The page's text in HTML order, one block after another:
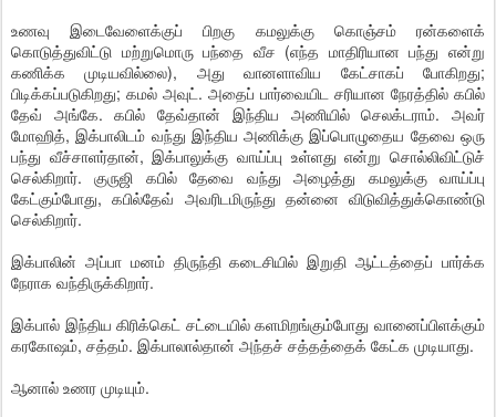
உணவு இடைவேளைக்குப் பிறகு கமலுக்கு கொஞ்சம் ரன்களைக்
கொடுத்துவிட்டு மற்றுமொரு பந்தை வீச (எந்த மாதிரியான பந்து என்று
கணிக்க முடியவில்லை), அது வானளாவிய கேட்சாகப் போகிறது;
பிடிக்கப்படுகிறது; கமல் அவுட். அதைப் பார்வையிட சரியான நேரத்தில் கபில்
தேவ் அங்கே. கபில் தேவ்தான் இந்திய அணியில் செலக்டராம். அவர்
மோஹித், இக்பாலிடம் வந்து இந்திய அணிக்கு இப்பொழுதைய தேவை ஒரு
பந்து வீச்சாளர்தான், இக்பாலுக்கு வாய்ப்பு உள்ளது என்று சொல்லிவிட்டுச்
செல்கிறார். குருஜி கபில் தேவை வந்து அழைத்து கமலுக்கு வாய்ப்பு
கேட்கும்போது, கபில்தேவ் அவரிடமிருந்து தன்னை விடுவித்துக்கொண்டு
செல்கிறார்.
இக்பாலின் அப்பா மனம் திருந்தி கடைசியில் இறுதி ஆட்டத்தைப் பார்க்க
நேராக வந்திருக்கிறார்.
இக்பால் இந்திய கிரிக்கெட் சட்டையில் களமிறங்கும்போது வானைப்பிளக்கும்
கரகோஷம், சத்தம். இக்பாலால்தான் அந்தச் சத்தத்தைக் கேட்க முடியாது.
ஆனால் உணர முடியும்.